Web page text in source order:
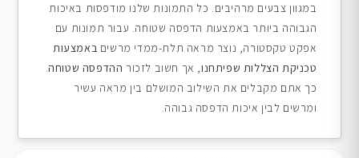
במגוון צבעים מרהיבים. כל התמונות שלנו מודפסות באיכות
הגבוהה ביותר באמצעות הדפסה שטוחה. עבור תמונות עם
אפקט טקסטורה, נוצר מראה תלת-ממדי מרשים באמצעות
טכניקת הצללות שפיתחנו, אך חשוב לזכור ההדפסה שטוחה.
כך אתם מקבלים את השילוב המושלם בין מראה עשיר
ומרשים לבין איכות הדפסה גבוהה.